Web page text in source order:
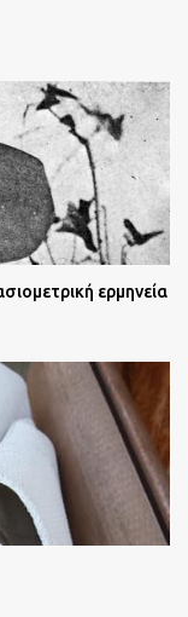
ερμηνεία